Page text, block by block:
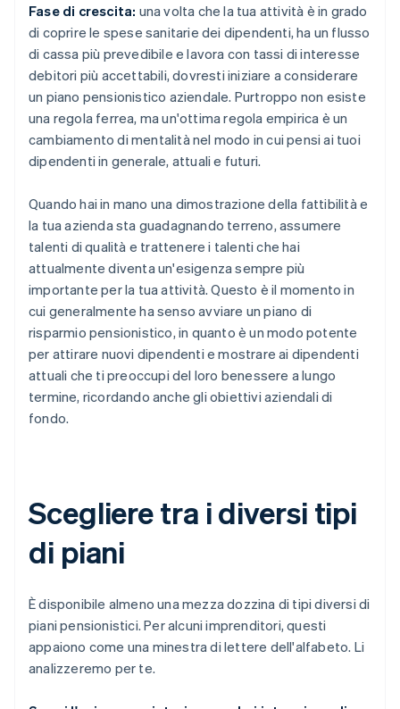
Fase di crescita: una volta che la tua attività è in grado
di coprire le spese sanitarie dei dipendenti, ha un flusso
di cassa più prevedibile e lavora con tassi di interesse
debitori più accettabili, dovresti iniziare a considerare
un piano pensionistico aziendale. Purtroppo non esiste
una regola ferrea, ma un'ottima regola empirica è un
cambiamento di mentalità nel modo in cui pensi ai tuoi
dipendenti in generale, attuali e futuri.
Quando hai in mano una dimostrazione della fattibilità e
la tua azienda sta guadagnando terreno, assumere
talenti di qualità e trattenere i talenti che hai
attualmente diventa un'esigenza sempre più
importante per la tua attività. Questo è il momento in
cui generalmente ha senso avviare un piano di
risparmio pensionistico, in quanto è un modo potente
per attirare nuovi dipendenti e mostrare ai dipendenti
attuali che ti preoccupi del loro benessere a lungo
termine, ricordando anche gli obiettivi aziendali di
fondo.
Scegliere tra i diversi tipi
di piani
È disponibile almeno una mezza dozzina di tipi diversi di
piani pensionistici. Per alcuni imprenditori, questi
appaiono come una minestra di lettere dell'alfabeto. Li
analizzeremo per te.